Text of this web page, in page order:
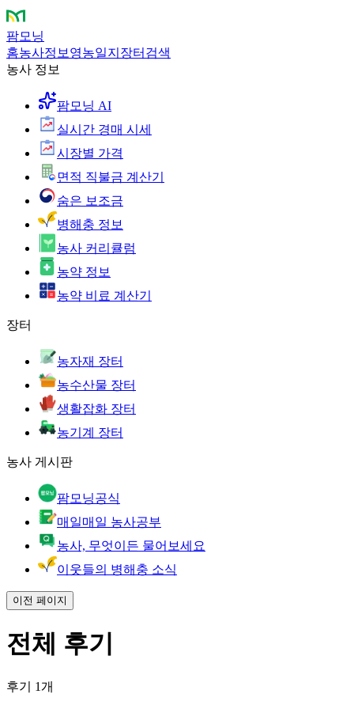
팜모닝
홈농사정보 영농일지 장터 검색
농사 정보
팜모닝 AI
실시간 경매 시세
시장별 가격
면적 직불금 계산기
숨은 보조금
병해충 정보
농사 커리큘럼
농약 정보
농약 비료 계산기
장터
농자재 장터
농수산물 장터
생활잡화 장터
농기계 장터
농사 게시판
팜모닝공식
매일매일 농사공부
농사, 무엇이든 물어보세요
이웃들의 병해충 소식
이전 페이지
전체 후기
후기 1개